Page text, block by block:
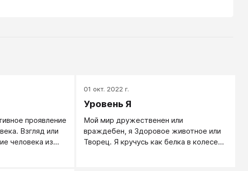
проявление
Взгляд или
человека из
01 окт. 2022 г.
Уровень Я
Мой мир дружественен или
враждебен, я Здоровое животное или
Творец. Я кручусь как белка в колесе